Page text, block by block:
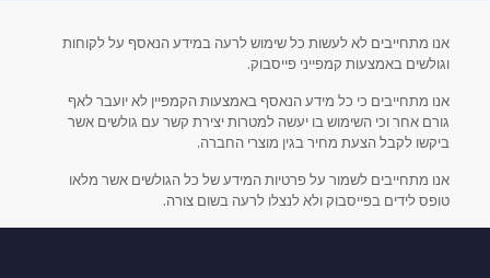
אנו מתחייבים לא לעשות כל שימוש לרעה במידע הנאסף על לקוחות
וגולשים באמצעות קמפייני פייסבוק.
אנו מתחייבים כי כל מידע הנאסף באמצעות הקמפיין לא יועבר לאף
גורם אחר וכי השימוש בו יעשה למטרות יצירת קשר עם גולשים אשר
ביקשו לקבל הצעת מחיר בגין מוצרי החברה.
אנו מתחייבים לשמור על פרטיות המידע של כל הגולשים אשר מלאו
טופס לידים בפייסבוק ולא לנצלו לרעה בשום צורה.